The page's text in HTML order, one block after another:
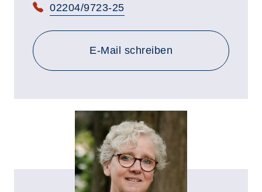
Telefon:
02204/9723-25
E-Mail schreiben